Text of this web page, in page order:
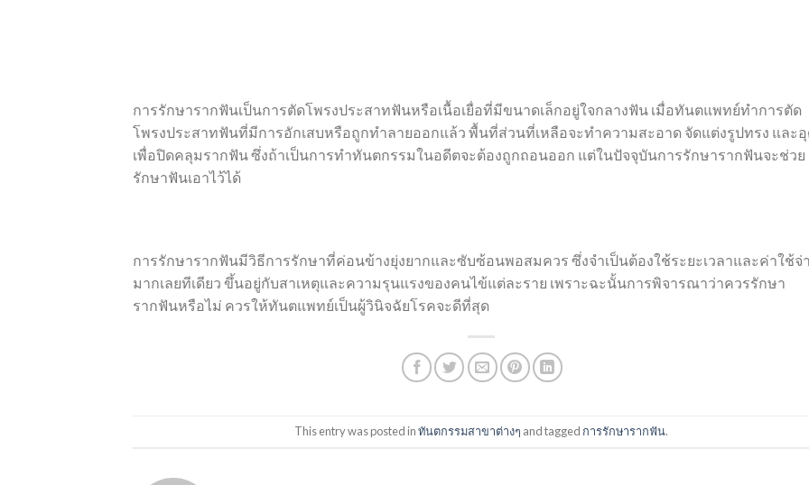
การรักษารากฟันเป็นการตัดโพรงประสาทฟันหรือเนื้อเยื่อที่มีขนาดเล็กอยู่ใจกลางฟัน เมื่อทันตแพทย์ทำการตัด
โพรงประสาทฟันที่มีการอักเสบหรือถูกทำลายออกแล้ว พื้นที่ส่วนที่เหลือจะทำความสะอาด จัดแต่งรูปทรง และ
เพื่อปิดคลุมรากฟัน ซึ่งถ้าเป็นการทำทันตกรรมในอดีตจะต้องถูกถอนออก แต่ในปัจจุบันการรักษารากฟันจะช่วย
รักษาฟันเอาไว้ได้
การรักษารากฟันมีวิธีการรักษาที่ค่อนข้างยุ่งยากและซับซ้อนพอสมควร ซึ่งจำเป็นต้องใช้ระยะเวลาและค่าใช้จ่
มากเลยทีเดียว ขึ้นอยู่กับสาเหตุและความรุนแรงของคนไข้แต่ละราย เพราะฉะนั้นการพิจารณาว่าควรรักษา
รากฟันหรือไม่ ควรให้ทันตแพทย์เป็นผู้วินิจฉัยโรคจะดีที่สุด
This entry was posted inทันตกรรมสาขาต่างๆ and tagged การรักษารากฟัน.